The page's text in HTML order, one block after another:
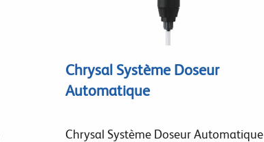
Chrysal Système Doseur
Automatique
Chrysal Système Doseur Automatique